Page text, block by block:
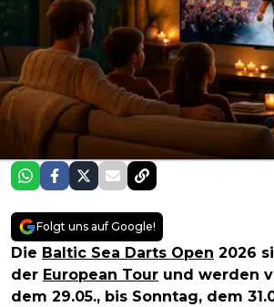
Folgt uns auf Google!
Die Baltic Sea Darts Open 2026
der European Tour und werden
dem 29.05., bis Sonntag, dem